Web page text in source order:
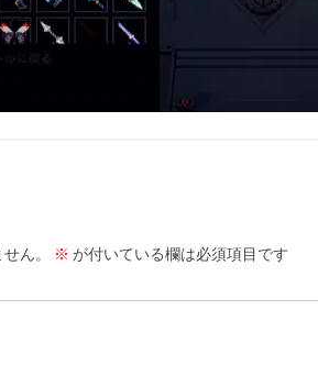
ん。 ※ が付いている欄は必須項目です